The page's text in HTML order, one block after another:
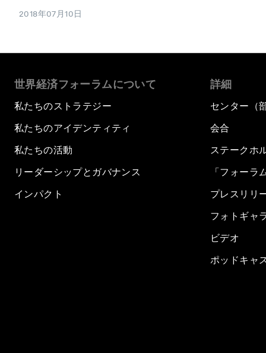
2018年07月10日
世界経済フォーラムについて
私たちのストラテジー
私たちのアイデンティティ
私たちの活動
リーダーシップとガバナンス
インパクト
詳細
センター（
会合
ステークホ
「フォーラ
プレスリリ
フォトギャ
ビデオ
ポッドキャ